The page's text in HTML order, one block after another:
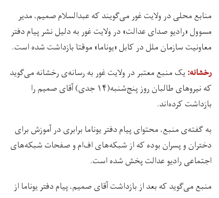
منابع محلی در ولایت غور می‌گویند که عبدالسلام صمیم، مدیر
مسوول «رادیو صدای عدالت» در ولایت غور به دلیل نشر پیام دفتر
معاونیت سازمان ملل در کابل «یوناما» موقتا بازداشت شده است.
رخشانه:یک منبع معتبر در ولایت غور به رسانه‌ی رخشانه می‌گوید
که نیروهای طالبان روز پنج‌شنبه(۱۴ جدی) آقای صمیم را
بازداشت کرده‌اند.
به گفته‌ی منبع، محتوای پیام دفتر یوناما برابری در آموزش برای
دختران و پسران بوده که از شبکه‌های اف‌ام و صفحات شبکه‌های
اجتماعی رادیو عدالت پخش شده است.
منبع می‌گوید که بعد از بازداشت آقای صمیم، پیام دفتر یوناما از